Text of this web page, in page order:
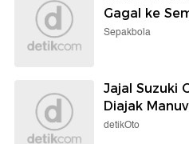
Gagal ke
Sepakbola
Jajal Suzuki
Diajak
detikOto